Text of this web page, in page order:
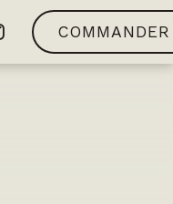
COMMANDER